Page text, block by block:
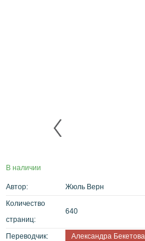
В наличии
Автор:
Жюль Верн
Количество
страниц:
640
Переводчик:
Александра Бекетова